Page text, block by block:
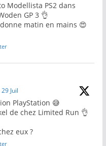
Modellista PS2 dans
GP 3 👌
donne matin en mains 😍
29 Juil
PlayStation 😅
de chez Limited Run 👌
eux ?